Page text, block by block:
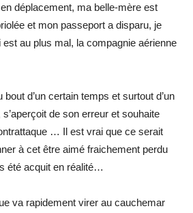
déplacement, ma belle-mère est
et mon passeport a disparu, je
au plus mal, la compagnie aérienne
d’un certain temps et surtout d’un
de son erreur et souhaite
… Il est vrai que ce serait
à cet être aimé fraichement perdu
été acquit en réalité…
va rapidement virer au cauchemar